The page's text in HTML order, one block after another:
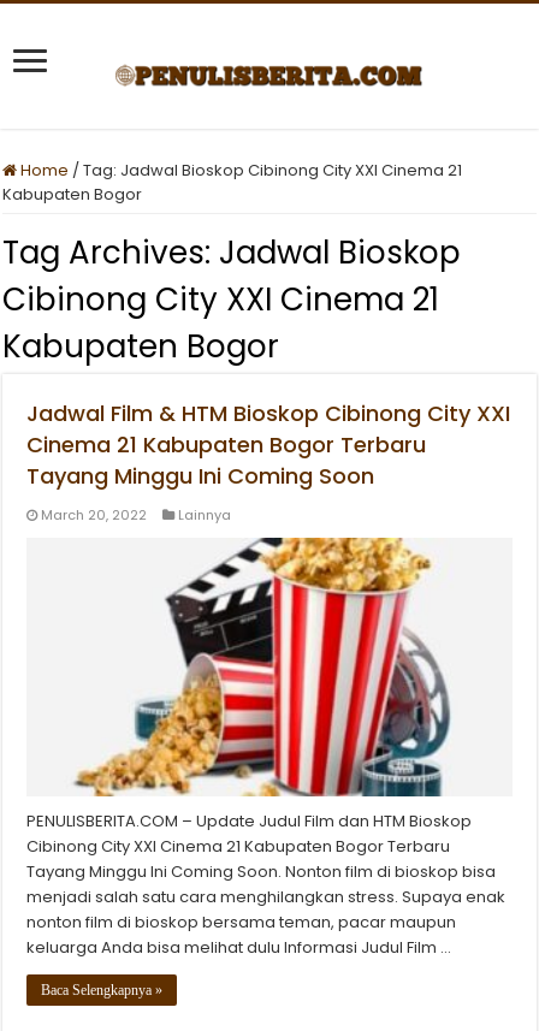
Home /Tag: Jadwal Bioskop Cibinong City XXI Cinema 21
Kabupaten Bogor
Tag Archives: Jadwal Bioskop
Cibinong City XXI Cinema 21
Kabupaten Bogor
Jadwal Film & HTM Bioskop Cibinong City XXI
Cinema 21 Kabupaten Bogor Terbaru
Tayang Minggu Ini Coming Soon
March 20, 2022 Lainnya
PENULISBERITA.COM – Update Judul Film dan HTM Bioskop
Cibinong City XXI Cinema 21 Kabupaten Bogor Terbaru
Tayang Minggu Ini Coming Soon. Nonton film di bioskop bisa
menjadi salah satu cara menghilangkan stress. Supaya enak
nonton film di bioskop bersama teman, pacar maupun
keluarga Anda bisa melihat dulu Informasi Judul Film …
Baca Selengkapnya »